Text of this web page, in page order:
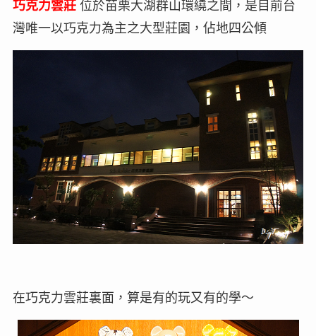
巧克力雲莊位於苗栗大湖群山環繞之間，是目前台
灣唯一以巧克力為主之大型莊園，佔地四公傾
在巧克力雲莊裏面，算是有的玩又有的學～